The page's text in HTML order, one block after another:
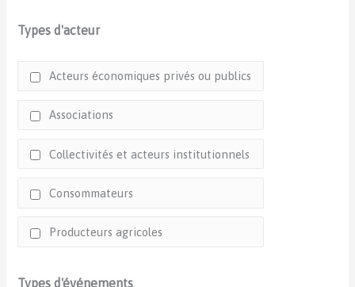
Types d'acteur
Acteurs économiques privés ou publics
Associations
Collectivités et acteurs institutionnels
Consommateurs
Producteurs agricoles
Types d'événements